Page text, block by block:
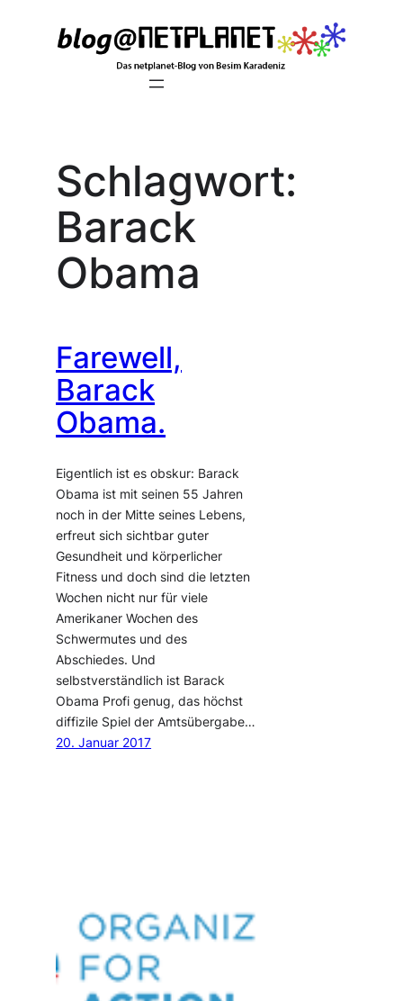
Schlagwort:
Barack
Obama
Farewell,
Barack
Obama.
Eigentlich ist es obskur: Barack
Obama ist mit seinen 55 Jahren
noch in der Mitte seines Lebens,
erfreut sich sichtbar guter
Gesundheit und körperlicher
Fitness und doch sind die letzten
Wochen nicht nur für viele
Amerikaner Wochen des
Schwermutes und des
Abschiedes. Und
selbstverständlich ist Barack
Obama Profi genug, das höchst
diffizile Spiel der Amtsübergabe…
20. Januar 2017